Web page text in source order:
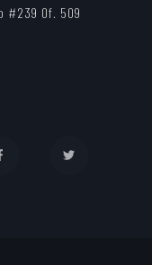
#239 Of. 509